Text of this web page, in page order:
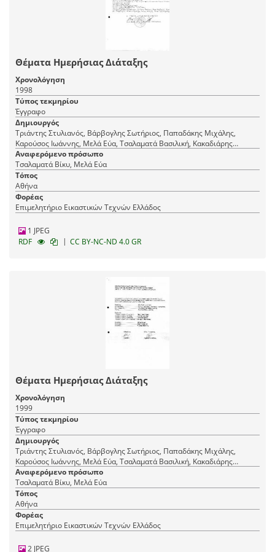
Θέματα Ημερήσιας Διάταξης
Χρονολόγηση
1998
Τύπος τεκμηρίου
Έγγραφο
Δημιουργός
Τριάντης Στυλιανός, Βάρβογλης Σωτήριος, Παπαδάκης Μιχάλης,
Καρούσος Ιωάννης, Μελά Εύα, Τσαλαματά Βασιλική, Κακαδιάρης
Νικόλαος, Φραντζής Μιχάλης, Μενδρινού ΄Αννα, Ρόθος
Κωνσταντίνος, Σοφρά-Μαλλιάρου Βασιλική
Αναφερόμενο πρόσωπο
Τσαλαματά Βίκυ, Μελά Εύα
Τόπος
Αθήνα
Φορέας
Επιμελητήριο Εικαστικών Τεχνών Ελλάδος
1 JPEG
RDF
| CC BY-NC-ND 4.0 GR
Θέματα Ημερήσιας Διάταξης
Χρονολόγηση
1999
Τύπος τεκμηρίου
Έγγραφο
Δημιουργός
Τριάντης Στυλιανός, Βάρβογλης Σωτήριος, Παπαδάκης Μιχάλης,
Καρούσος Ιωάννης, Μελά Εύα, Τσαλαματά Βασιλική, Κακαδιάρης
Νικόλαος, Φραντζής Μιχάλης, [-], Μενδρινού ΄Αννα, Ρόθος
Κωνσταντίνος, Σοφρά-Μαλλιάρου Βασιλική
Αναφερόμενο πρόσωπο
Τσαλαματά Βίκυ, Μελά Εύα
Τόπος
Αθήνα
Φορέας
Επιμελητήριο Εικαστικών Τεχνών Ελλάδος
2 JPEG